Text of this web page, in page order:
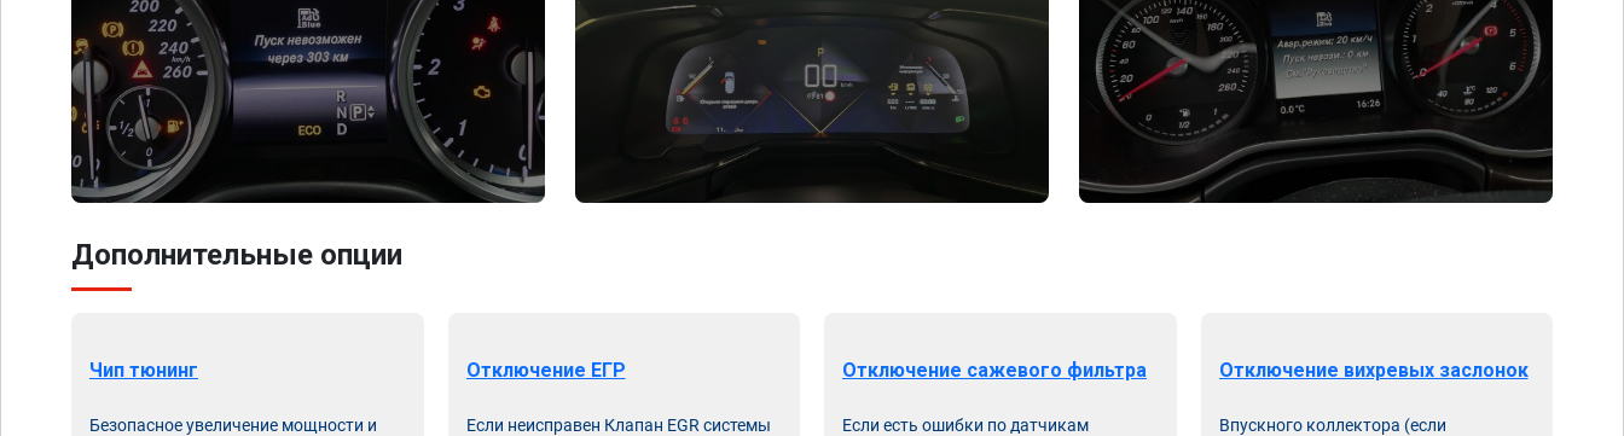
Дополнительные опции
Чип тюнинг
Безопасное увеличение мощности и
Отключение ЕГР
Если неисправен Клапан EGR системы
Отключение сажевого фильтра
Если есть ошибки по датчикам
Отключение вихревых заслонок
Впускного коллектора (если